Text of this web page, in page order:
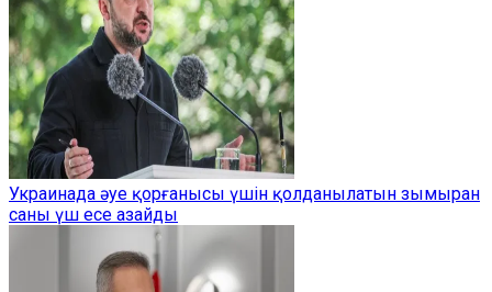
Украинада әуе қорғанысы үшін қолданылатын зымыран
саны үш есе азайды